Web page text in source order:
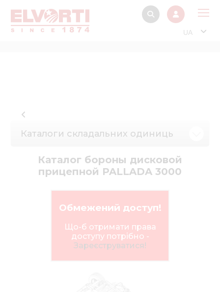
Інформація
Інформація
UA
Каталоги складальних одиниць
Каталог бороны дисковой
прицепной PALLADA 3000
Обмежений доступ!
Що-б отримати права
доступу потрібно -
Зареєструватися!